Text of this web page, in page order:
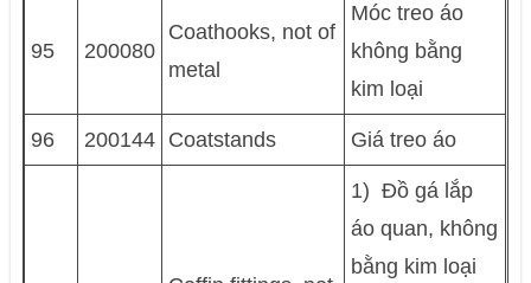
95 200080
Coathooks, not of
metal
Móc treo áo
không bằng
kim loại
96 200144 Coatstands Giá treo áo
1) Đồ gá lắp
áo quan, không
bằng kim loại